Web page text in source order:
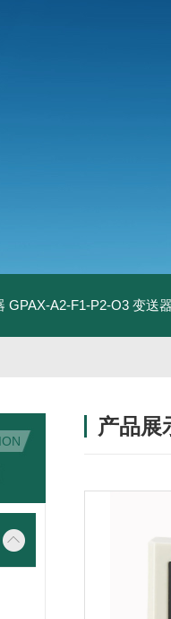
GPAX-A2-F1-P2-O3 变送
产品展